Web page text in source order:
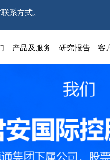
系方式。
产品及服务 研究报告 客